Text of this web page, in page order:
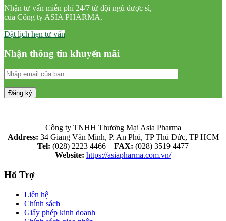
Nhận tư vấn miễn phí 24/7 từ đội ngũ dược sĩ,
của Công ty ASIA PHARMA.
Đặt lịch hẹn tư vấn
Nhận thông tin khuyến mãi
Công ty TNHH Thương Mại Asia Pharma
Address: 34 Giang Văn Minh, P. An Phú, TP Thủ Đức, TP HCM
Tel: (028) 2223 4466 – FAX: (028) 3519 4477
Website: https://asiapharma.com.vn/
Hổ Trợ
Liên hệ
Chính sách
Giấy phép kinh doanh